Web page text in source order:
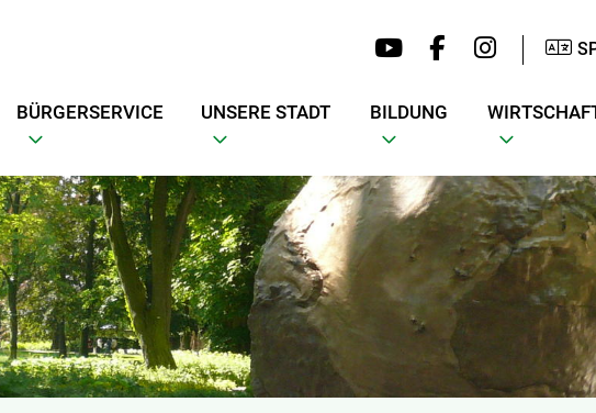
BÜRGERSERVICE UNSERE STADT BILDUNG